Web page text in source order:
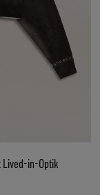
in-Optik